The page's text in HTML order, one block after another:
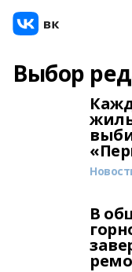
Выбор
В